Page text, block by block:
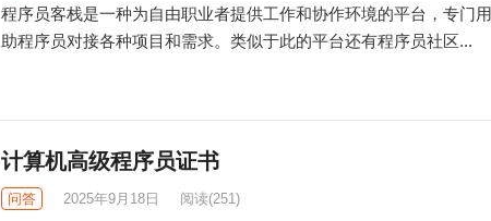
程序员客栈是一种为自由职业者提供工作和协作环境的平台，专门
助程序员对接各种项目和需求。类似于此的平台还有程序员社区...
计算机高级程序员证书
问答 2025年9月18日 阅读(251)